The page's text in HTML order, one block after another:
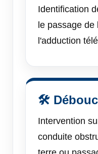
Identification
le passage
l'adduction
🛠
Intervention
conduite